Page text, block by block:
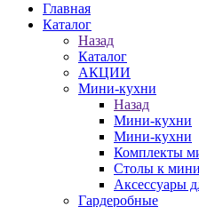
Главная
Каталог
Назад
Каталог
АКЦИИ
Мини-кухни
Назад
Мини-кухни
Мини-кухни
Комплекты
Столы к
Аксессуары
Гардеробные